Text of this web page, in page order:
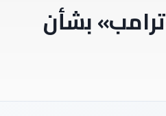
بشأن